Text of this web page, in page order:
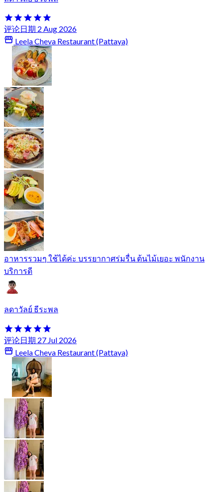
评论日期 2 Aug 2026
Leela Cheva Restaurant (Pattaya)
อาหารรวมๆ ใช้ได้ค่ะ บรรยากาศร่มรื่น ต้นไม้เยอะ พนักงาน
บริการดี
ลดาวัลย์ ธีระพล
评论日期 27 Jul 2026
Leela Cheva Restaurant (Pattaya)